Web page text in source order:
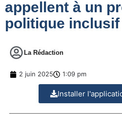
appellent à un
politique inclusif
La Rédaction
2 juin 2025 1:09 pm
Installer